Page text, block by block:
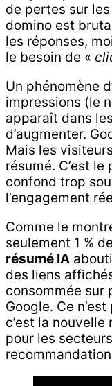
de pertes sur
domino est
les réponses,
le besoin de «
Un phénomène
impressions (le
apparaît dans
d’augmenter.
Mais les
résumé. C’est le
confond trop
l’engagement
Comme le
seulement 1 %
résumé IA
des liens
consommée sur
Google. Ce
c’est la
pour les